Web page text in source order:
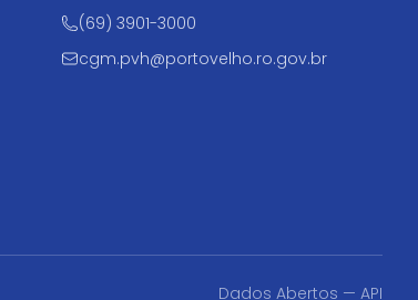
(69) 3901-3000
cgm.pvh@portovelho.ro.gov.br
Dados Abertos — API